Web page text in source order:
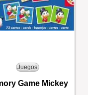
Juegos
Game Mickey